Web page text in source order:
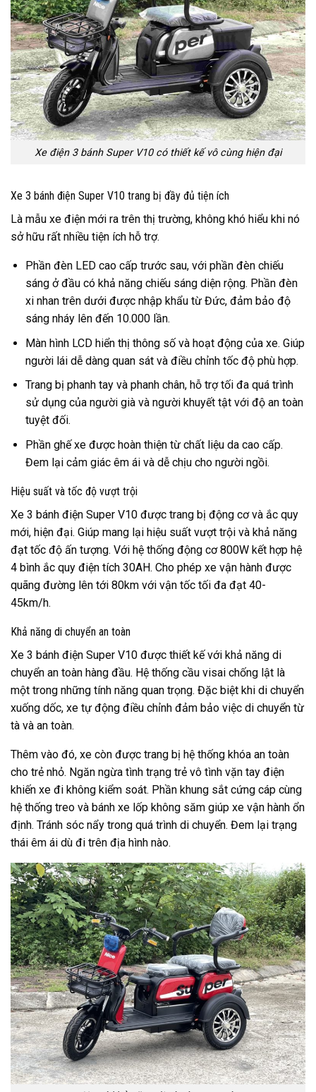
Xe điện 3 bánh Super V10 có thiết kế vô cùng hiện đại
Xe 3 bánh điện Super V10 trang bị đầy đủ tiện ích
Là mẫu xe điện mới ra trên thị trường, không khó hiểu khi nó
sở hữu rất nhiều tiện ích hỗ trợ.
Phần đèn LED cao cấp trước sau, với phần đèn chiếu
sáng ở đầu có khả năng chiếu sáng diện rộng. Phần đèn
xi nhan trên dưới được nhập khẩu từ Đức, đảm bảo độ
sáng nháy lên đến 10.000 lần.
Màn hình LCD hiển thị thông số và hoạt động của xe. Giúp
người lái dễ dàng quan sát và điều chỉnh tốc độ phù hợp.
Trang bị phanh tay và phanh chân, hỗ trợ tối đa quá trình
sử dụng của người già và người khuyết tật với độ an toàn
tuyệt đối.
Phần ghế xe được hoàn thiện từ chất liệu da cao cấp.
Đem lại cảm giác êm ái và dễ chịu cho người ngồi.
Hiệu suất và tốc độ vượt trội
Xe 3 bánh điện Super V10 được trang bị động cơ và ắc quy
mới, hiện đại. Giúp mang lại hiệu suất vượt trội và khả năng
đạt tốc độ ấn tượng. Với hệ thống động cơ 800W kết hợp hệ
4 bình ắc quy điện tích 30AH. Cho phép xe vận hành được
quãng đường lên tới 80km với vận tốc tối đa đạt 40-
45km/h.
Khả năng di chuyển an toàn
Xe 3 bánh điện Super V10 được thiết kế với khả năng di
chuyển an toàn hàng đầu. Hệ thống cầu visai chống lật là
một trong những tính năng quan trọng. Đặc biệt khi di chuyển
xuống dốc, xe tự động điều chỉnh đảm bảo việc di chuyển từ
tà và an toàn.
Thêm vào đó, xe còn được trang bị hệ thống khóa an toàn
cho trẻ nhỏ. Ngăn ngừa tình trạng trẻ vô tình vặn tay điện
khiến xe đi không kiểm soát. Phần khung sắt cứng cáp cùng
hệ thống treo và bánh xe lốp không săm giúp xe vận hành ổn
định. Tránh sóc nẩy trong quá trình di chuyển. Đem lại trạng
thái êm ái dù đi trên địa hình nào.